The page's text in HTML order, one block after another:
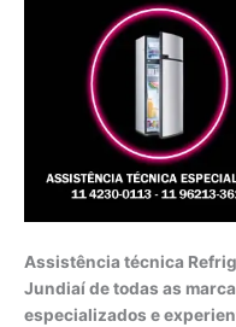
Assistência técnica
Jundiaí de todas as
especializados e